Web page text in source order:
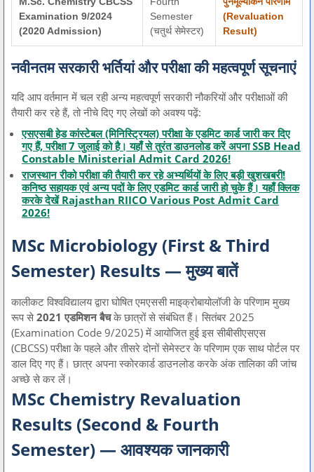
Examination 9/2024
(2020 Admission)
Semester
(चतुर्थ सेमेस्टर)
(Revaluation
Result)
नवीनतम सरकारी भर्तियां और परीक्षा की महत्वपूर्ण सूचनाएं
यदि आप वर्तमान में चल रही अन्य महत्वपूर्ण सरकारी नौकरियों और परीक्षाओं की
तैयारी कर रहे हैं, तो नीचे दिए गए लेखों को अवश्य पढ़ें:
एसएसबी हेड कांस्टेबल (मिनिस्ट्रियल) परीक्षा के एडमिट कार्ड जारी कर दिए
गए हैं, परीक्षा 7 जुलाई को है। यहाँ से तुरंत डाउनलोड करें अपना SSB Head
Constable Ministerial Admit Card 2026!
राजस्थान रीको परीक्षा की तैयारी कर रहे अभ्यर्थियों के लिए बड़ी खुशखबरी!
कनिष्ठ सहायक एवं अन्य पदों के लिए एडमिट कार्ड जारी हो चुके हैं। यहाँ क्लिक
करके देखें Rajasthan RIICO Various Post Admit Card
2026!
MSc Microbiology (First & Third
Semester) Results — मुख्य बातें
कालीकट विश्वविद्यालय द्वारा घोषित एमएससी माइक्रोबायोलॉजी के परिणाम मुख्य
रूप से 2021 एडमिशन बैचके छात्रों से संबंधित हैं। सितंबर 2025
(Examination Code 9/2025) में आयोजित हुई इस सीबीसीएसएस
(CBCSS) परीक्षा के पहले और तीसरे दोनों सेमेस्टर के परिणाम एक साथ पोर्टल पर
डाल दिए गए हैं। छात्र अपना स्कोरकार्ड डाउनलोड करके अंक तालिका की जांच
अच्छे से कर लें।
MSc Chemistry Revaluation
Results (Second & Fourth
Semester) — आवश्यक जानकारी